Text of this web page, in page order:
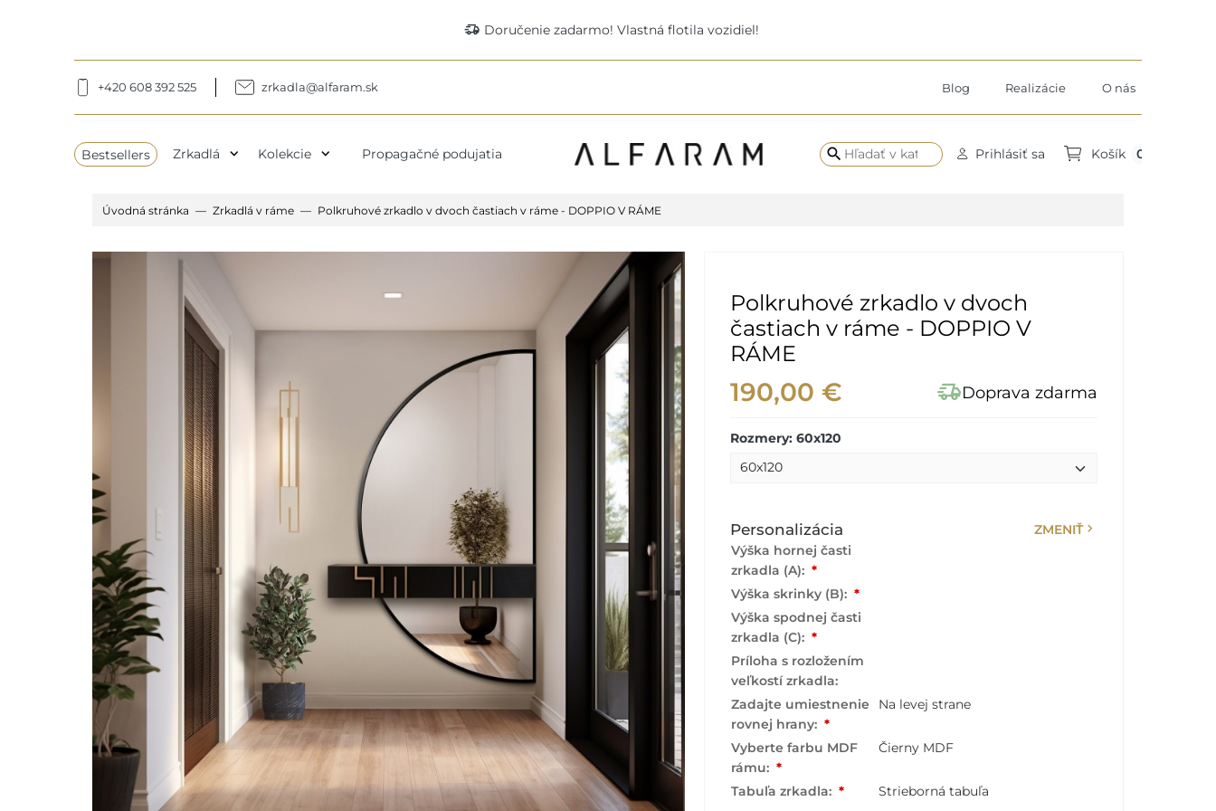
delivery_truck_speed Doručenie zadarmo! Vlastná flotila vozidiel!
+420 608 392 525 zrkadla@alfaram.sk Blog Realizácie O nás
Bestsellers Zrkadlá expand_more Kolekcie expand_more Propagačné podujatia search Prihlásiť sa Košík 0
Úvodná stránka Zrkadlá v ráme Polkruhové zrkadlo v dvoch častiach v ráme - DOPPIO V RÁME
Polkruhové zrkadlo v dvoch
častiach v ráme - DOPPIO V
RÁME
190,00 € delivery_truck_speedDoprava zdarma
Rozmery: 60x120
Personalizácia ZMENIŤchevron_right
Výška hornej časti
zrkadla (A): *
Výška skrinky (B): *
Výška spodnej časti
zrkadla (C): *
Príloha s rozložením
veľkostí zrkadla:
Zadajte umiestnenie
rovnej hrany: *
Na levej strane
Vyberte farbu MDF
rámu: *
Čierny MDF
Tabuľa zrkadla: * Strieborná tabuľa